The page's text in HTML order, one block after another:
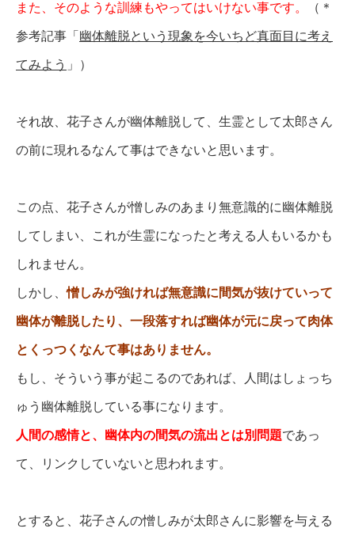
また、そのような訓練もやってはいけない事です。 （＊
参考記事「 幽体離脱という現象を今いちど真面目に考え
てみよう 」）
それ故、花子さんが幽体離脱して、生霊として太郎さん
の前に現れるなんて事はできないと思います。
この点、花子さんが憎しみのあまり無意識的に幽体離脱
してしまい、これが生霊になったと考える人もいるかも
しれません。
しかし、憎しみが強ければ無意識に間気が抜けていって
幽体が離脱したり、一段落すれば幽体が元に戻って肉体
とくっつくなんて事はありません。
もし、そういう事が起こるのであれば、人間はしょっち
ゅう幽体離脱している事になります。
人間の感情と、幽体内の間気の流出とは別問題であっ
て、リンクしていないと思われます。
とすると、花子さんの憎しみが太郎さんに影響を与える